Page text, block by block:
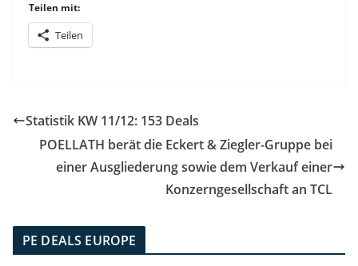
Teilen mit:
Teilen
Statistik KW 11/12: 153 Deals
POELLATH berät die Eckert & Ziegler-Gruppe bei
einer Ausgliederung sowie dem Verkauf einer
Konzerngesellschaft an TCL
PE DEALS EUROPE